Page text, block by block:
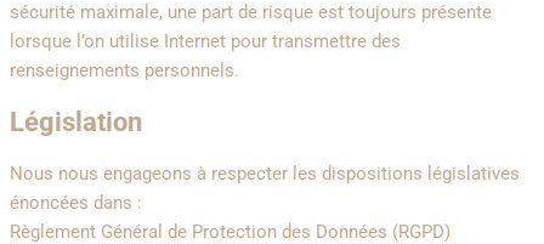
sécurité maximale, une part de risque est toujours présente
lorsque l’on utilise Internet pour transmettre des
renseignements personnels.
Législation
Nous nous engageons à respecter les dispositions législatives
énoncées dans :
Règlement Général de Protection des Données (RGPD)